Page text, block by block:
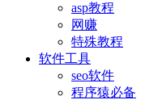
asp教程
网赚
特殊教程
软件工具
seo软件
程序猿必备